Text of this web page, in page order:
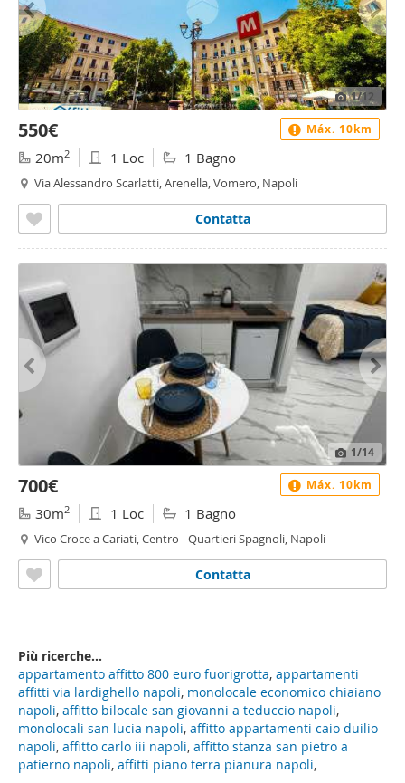
1/12
550€
20m2 1 Loc 1 Bagno
Via Alessandro Scarlatti, Arenella, Vomero, Napoli
Contatta
Máx. 10km
1/14
700€
30m2 1 Loc 1 Bagno
Vico Croce a Cariati, Centro - Quartieri Spagnoli, Napoli
Contatta
Máx. 10km
Più ricerche...
appartamento affitto 800 euro fuorigrotta, appartamenti
affitti via lardighello napoli, monolocale economico chiaiano
napoli, affitto bilocale san giovanni a teduccio napoli,
monolocali san lucia napoli, affitto appartamenti caio duilio
napoli, affitto carlo iii napoli, affitto stanza san pietro a
patierno napoli, affitti piano terra pianura napoli,